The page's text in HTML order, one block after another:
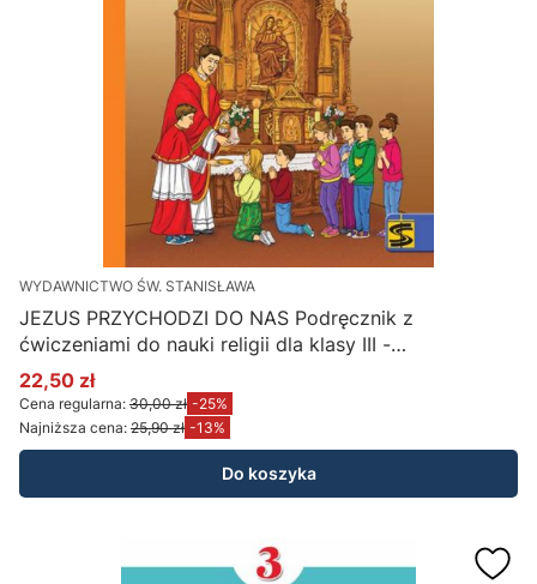
WYDAWNICTWO ŚW. STANISŁAWA
JEZUS PRZYCHODZI DO NAS Podręcznik z
ćwiczeniami do nauki religii dla klasy III -
wydawnictwo św. Stanisław Kraków
Cena promocyjna
22,50 zł
Cena regularna: 30,00 zł -25%
Najniższa cena: 25,90 zł -13%
Do koszyka